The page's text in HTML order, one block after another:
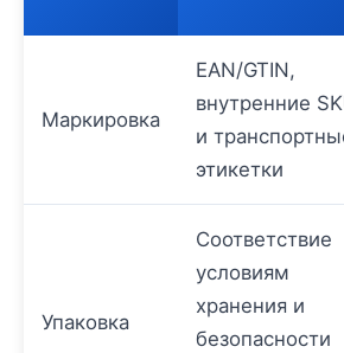
Маркировка
EAN/GTIN,
внутренние
и
этикетки
Упаковка
Соответствие
условиям
хранения и
безопасности